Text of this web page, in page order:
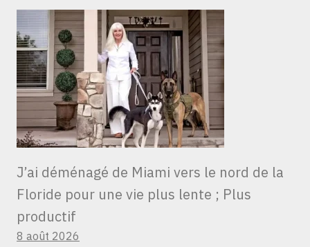
J’ai déménagé de Miami vers le nord de la
Floride pour une vie plus lente ; Plus
productif
8 août 2026